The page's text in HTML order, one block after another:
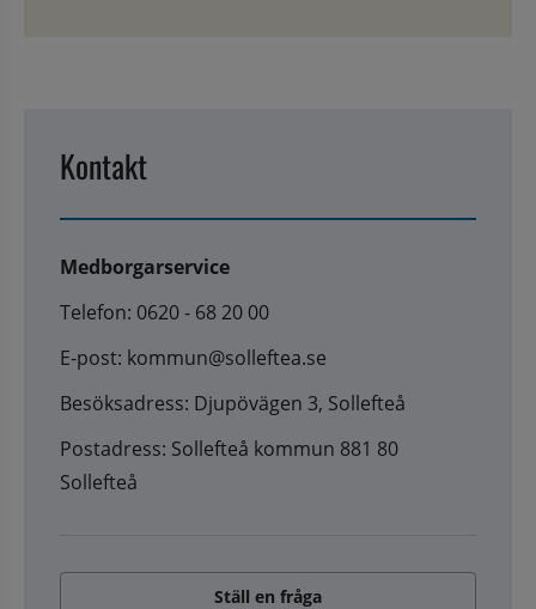
Kontakt
Medborgarservice
Telefon: 0620 - 68 20 00
E-post: kommun@solleftea.se
Besöksadress: Djupövägen 3, Sollefteå
Postadress: Sollefteå kommun 881 80
Sollefteå
Ställ en fråga